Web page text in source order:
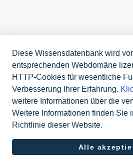
070 311 48
Diese Wissensdatenbank wird
entsprechenden Webdomäne
HTTP-Cookies für wesentliche
Verbesserung Ihrer Erfahrung.
weitere Informationen über die
Weitere Informationen finden Sie
Richtlinie dieser Website.
Alle